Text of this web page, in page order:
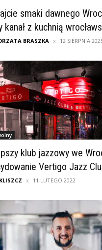
smaki dawnego
kanał z kuchnią
BRASZKA 12 SIERPNIA
klub jazzowy we
Vertigo Jazz
11 LUTEGO 2022